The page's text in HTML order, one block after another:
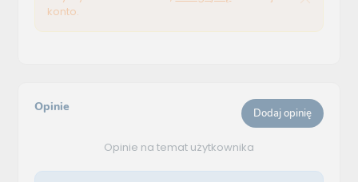
konto.
Opinie Dodaj opinię
Opinie na temat użytkownika